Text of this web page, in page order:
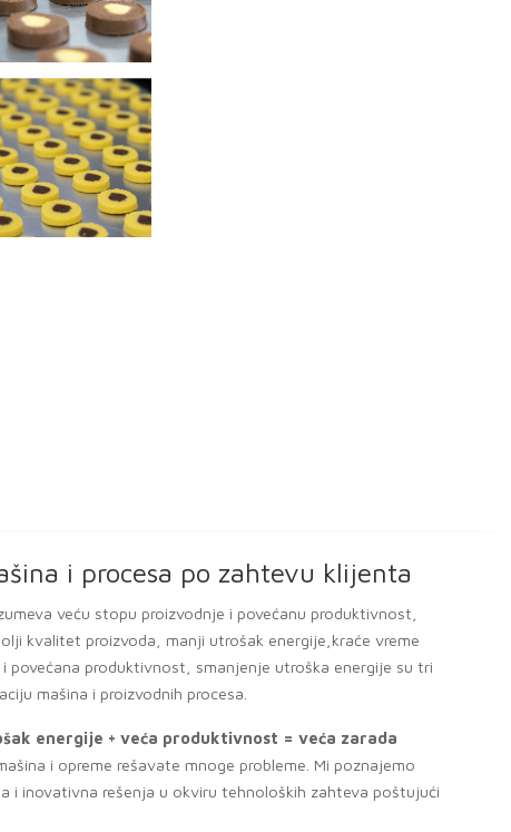
Usluge servisa
MONTAŽE - SERVIS - HITNE POPRAVKE -UGOVORENA
Pružamo tehničku podršku kompaniama koje se bave konditorskom
terensku servisnu podršku kompanijama proizvođačima opreme i
*servis industriskih mašina (interventno, preventivno i prediktivno)
* montaža industriskih mašina